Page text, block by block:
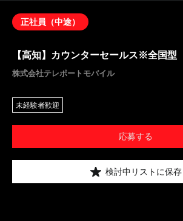
正社員（中途）
【高知】カウンターセールス※全国型
株式会社テレポートモバイル
未経験者歓迎
応募する
検討中リストに保存